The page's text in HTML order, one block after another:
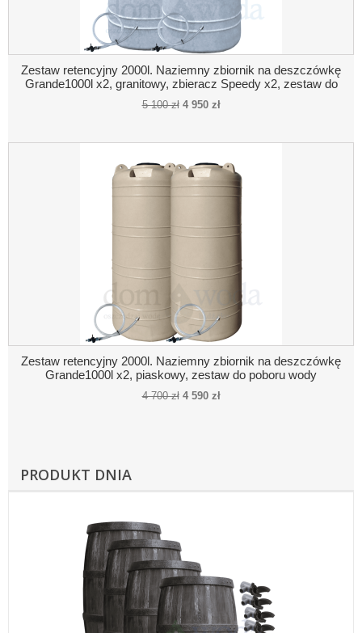
Zestaw retencyjny 2000l. Naziemny zbiornik na deszczówkę
Grande1000l x2, granitowy, zbieracz Speedy x2, zestaw do
poboru wody
5 100 zł 4 950 zł
Zestaw retencyjny 2000l. Naziemny zbiornik na deszczówkę
Grande1000l x2, piaskowy, zestaw do poboru wody
4 700 zł 4 590 zł
PRODUKT DNIA